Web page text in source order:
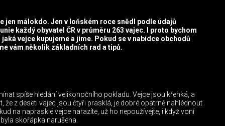
jen málokdo. Jen v loňském roce snědl podle údajů
každý obyvatel ČR v průměru 263 vajec. I proto bychom
vejce kupujeme a jíme. Pokud se v nabídce obchodů
vám několik základních rad a tipů.
spíše hledání velikonočního pokladu. Vejce jsou křehká, a
že z deseti vajec jsou čtyři prasklá, je dobré opatrně nahlédnout
na naprasklé vejce narazíte, už ho nepoužívejte, i když voní
skořápka narušena.